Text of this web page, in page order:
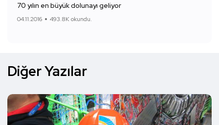
70 yılın en büyük dolunayı geliyor
04.11.2016 493.8K okundu.
Diğer Yazılar